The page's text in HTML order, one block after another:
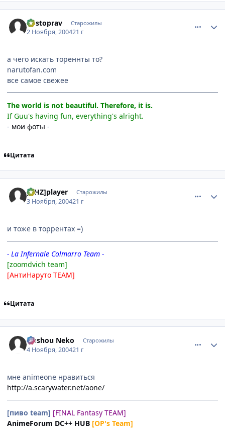
kostoprav Старожилы
2 Ноября, 200421 г
а чего искать тореннты то?
narutofan.com
все самое свежее
The world is not beautiful. Therefore, it is.
If Guu's having fun, everything's alright.
- мои фоты -
Цитата
[AHZ]player Старожилы
3 Ноября, 200421 г
и тоже в торрентах =)
- La Infernale Colmarro Team -
[zoomdvich team]
[АнтиНаруто TEAM]
Цитата
Hoshou Neko Старожилы
4 Ноября, 200421 г
мне animeone нравиться
http://a.scarywater.net/aone/
[пиво team] [FINAL Fantasy TEAM]
AnimeForum DC++ HUB [OP's Team]